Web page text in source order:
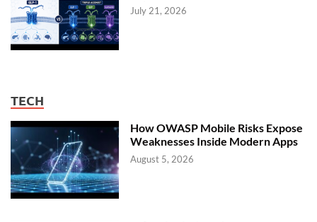
July 21, 2026
TECH
How OWASP Mobile Risks Expose
Weaknesses Inside Modern Apps
August 5, 2026